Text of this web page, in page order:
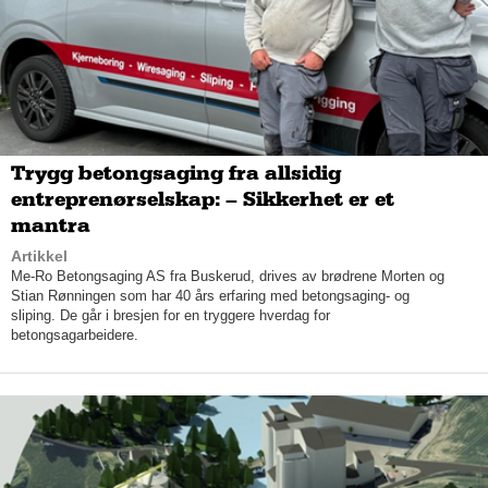
som en del av spesialisthelsetjenesten i dag er avhengig av å
vinne anbud, hvor Helse Nord er vår hovedoppdragsgiver. I
januar 1982 kom de første pasientene til det nyåpnede
rehabiliteringssenteret i Valnesfjord, og i dag - 36 år senere, tar
Valnesfjord Helsesportssenter imot hele 900 pasienter i året.
– Vi er i overkant av 100 ansatte fordelt på 80 årsverk, og vi
har 92 sengeplasser til pasienter. Vi drifter alt selv - fra mat,
renhold, stall og resepsjon. Vi har et mål om at vi skal ha god
kvalitet i alle ledd, fastslår Line.
Trygg betongsaging fra allsidig
entreprenørselskap: – Sikkerhet er et
mantra
Artikkel
Me-Ro Betongsaging AS fra Buskerud, drives av brødrene Morten og
Stian Rønningen som har 40 års erfaring med betongsaging- og
sliping. De går i bresjen for en tryggere hverdag for
betongsagarbeidere.